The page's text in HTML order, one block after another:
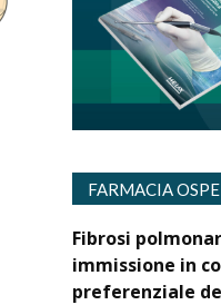
FARMACIA
Fibrosi
immissione in
preferenziale